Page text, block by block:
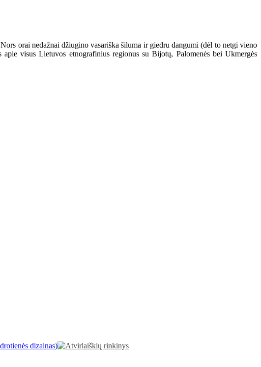
orai nedažnai džiugino vasariška šiluma ir giedru dangumi (dėl to netgi vieno
visus Lietuvos etnografinius regionus su Bijotų, Palomenės bei Ukmergės